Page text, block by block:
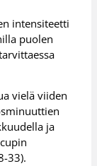
intensiteetti
puolen
vielä viiden
ja
33).